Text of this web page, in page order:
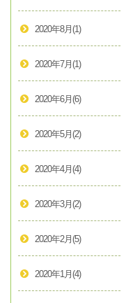
2020年8月 (1)
2020年7月 (1)
2020年6月 (6)
2020年5月 (2)
2020年4月 (4)
2020年3月 (2)
2020年2月 (5)
2020年1月 (4)